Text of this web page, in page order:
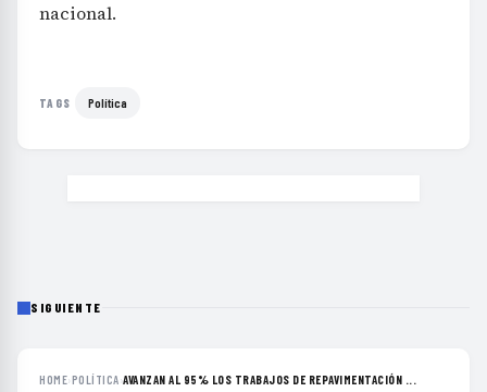
nacional.
TAGS Política
SIGUIENTE
HOME›POLÍTICA›AVANZAN AL 95% LOS TRABAJOS DE REPAVIMENTACIÓN ...